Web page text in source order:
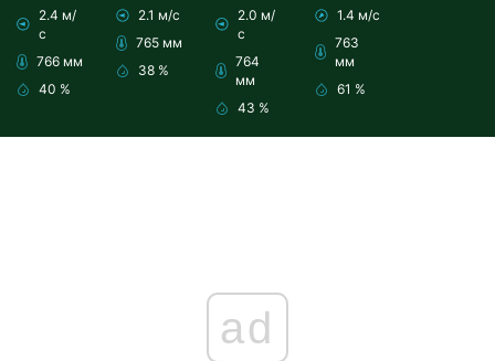
2.4 м/
с
766 мм
40 %
2.1 м/с
765 мм
38 %
2.0 м/
с
764
мм
43 %
1.4 м/с
763
мм
61 %
ad